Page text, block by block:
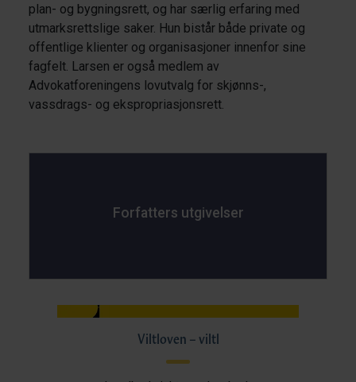
plan- og bygningsrett, og har særlig erfaring med
utmarksrettslige saker. Hun bistår både private og
offentlige klienter og organisasjoner innenfor sine
fagfelt. Larsen er også medlem av
Advokatforeningens lovutvalg for skjønns-,
vassdrags- og ekspropriasjonsrett.
Forfatters utgivelser
Viltloven – viltl